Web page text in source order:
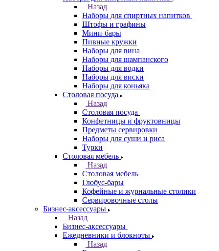
Назад
Наборы для спиртных напитков
Штофы и графины
Мини-бары
Пивные кружки
Наборы для вина
Наборы для шампанского
Наборы для водки
Наборы для виски
Наборы для коньяка
Столовая посуда
Назад
Столовая посуда
Конфетницы и фруктовницы
Предметы сервировки
Наборы для суши и риса
Турки
Столовая мебель
Назад
Столовая мебель
Глобус-бары
Кофейные и журнальные столики
Сервировочные столы
Бизнес-аксессуары
Назад
Бизнес-аксессуары
Ежедневники и блокноты
Назад